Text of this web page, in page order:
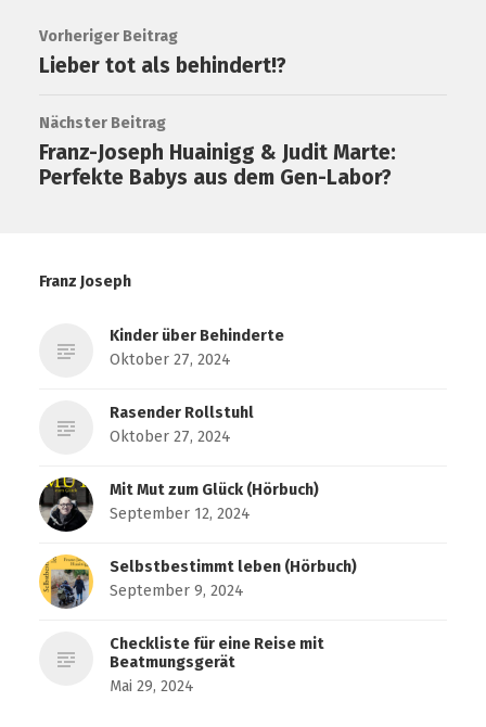
Vorheriger Beitrag
Lieber tot als behindert!?
Nächster Beitrag
Franz-Joseph Huainigg & Judit Marte:
Perfekte Babys aus dem Gen-Labor?
Franz Joseph
Kinder über Behinderte
Oktober 27, 2024
Rasender Rollstuhl
Oktober 27, 2024
Mit Mut zum Glück (Hörbuch)
September 12, 2024
Selbstbestimmt leben (Hörbuch)
September 9, 2024
Checkliste für eine Reise mit
Beatmungsgerät
Mai 29, 2024